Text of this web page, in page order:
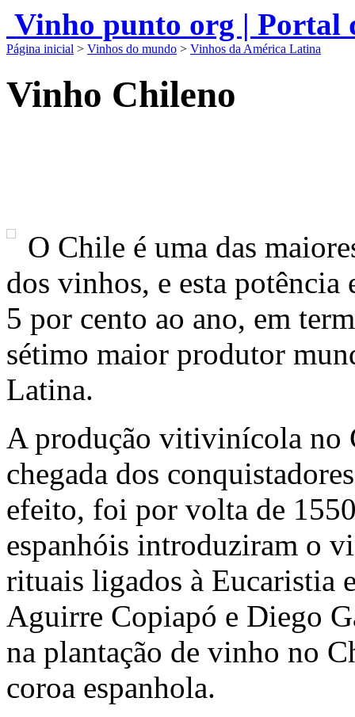
Vinho punto org | Portal
Página inicial > Vinhos do mundo > Vinhos da América Latina
Vinho Chileno
O Chile é uma das
dos vinhos, e esta potência
5 por cento ao ano, em
sétimo maior produtor
Latina.
A produção vitivinícola no
chegada dos
efeito, foi por volta de
espanhóis introduziram o
rituais ligados à Eucaristia
Aguirre Copiapó e Diego
na plantação de vinho no
coroa espanhola.